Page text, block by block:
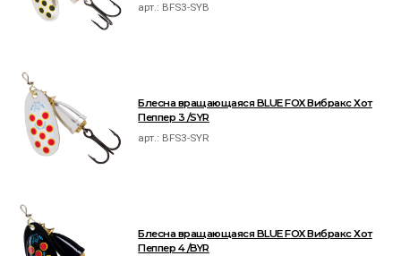
арт.: BFS3-SYB
Блесна вращающаяся BLUE FOX Вибракс Хот
Пеппер 3 /SYR
арт.: BFS3-SYR
Блесна вращающаяся BLUE FOX Вибракс Хот
Пеппер 4 /BYR